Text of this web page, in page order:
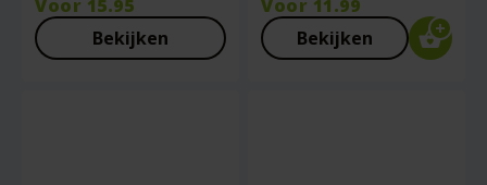
Voor 15.95
Bekijken
Voor 11.99
Bekijken